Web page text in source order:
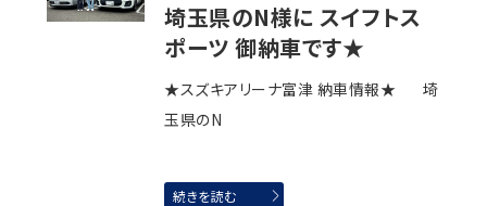
埼玉県のN様に スイフトス
ポーツ 御納車です★
★スズキアリーナ富津 納車情報★ 埼
玉県のN
続きを読む